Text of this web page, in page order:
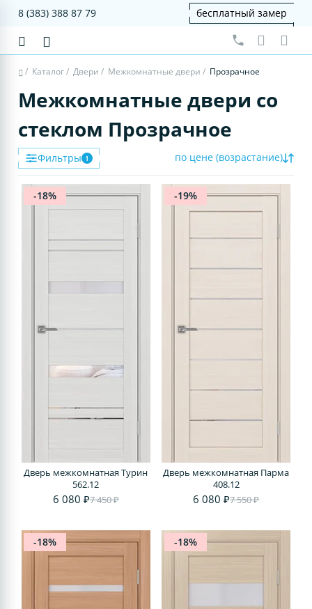
8 (383) 388 87 79 бесплатный замер
/ Каталог/ Двери / Межкомнатные двери / Прозрачное
Межкомнатные двери со
стеклом Прозрачное
Фильтры 1 по цене (возрастание)
-18%
Дверь межкомнатная Турин
562.12
6 080 ₽7 450 ₽
-19%
Дверь межкомнатная Парма
408.12
6 080 ₽7 550 ₽
-18% -18%